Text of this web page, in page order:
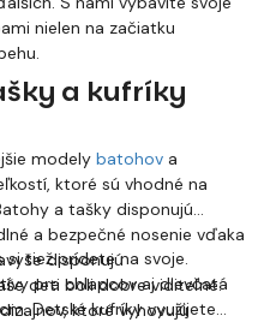
nielen na začiatku
a kufríky
modely batohov a
ktoré sú vhodné na
a tašky disponujú
a bezpečné nosenie vďaka
disponujú
deti boli dobre viditeľné.
ktoré vyhovujú
si tiež prídete na svoje.
pre chlapcov aj dievčatá
Detské kufríky využijete